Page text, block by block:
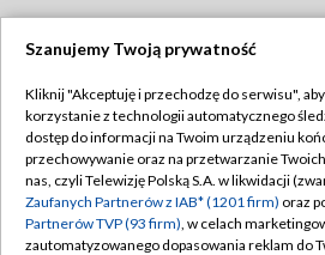
TVP
Abonament TVP
Emisja w TVP
Centrum informacji TVP
Regulamin
Polityka
Moje zgody
Szanujemy Twoją prywatność
Kliknij "Akceptuję i przechodzę do serwisu",
korzystanie z technologii automatycznego
dostęp do informacji na Twoim urządzeniu
przechowywanie oraz na przetwarzanie
nas, czyli Telewizję Polską S.A. w likwidacji
Zaufanych Partnerów z IAB* (1201 firm) oraz
Partnerów TVP (93 firm), w celach
zautomatyzowanego dopasowania reklam do